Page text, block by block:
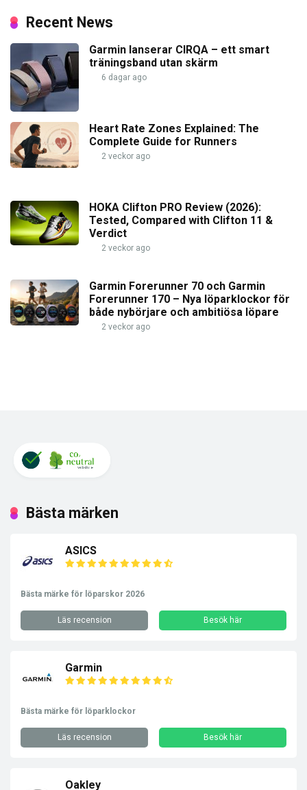
Recent News
Garmin lanserar CIRQA – ett smart
träningsband utan skärm
6 dagar ago
Heart Rate Zones Explained: The
Complete Guide for Runners
2 veckor ago
HOKA Clifton PRO Review (2026):
Tested, Compared with Clifton 11 &
Verdict
2 veckor ago
Garmin Forerunner 70 och Garmin
Forerunner 170 – Nya löparklockor för
både nybörjare och ambitiösa löpare
2 veckor ago
Bästa märken
ASICS
Bästa märke för löparskor 2026
Läs recension Besök här
Garmin
Bästa märke för löparklockor
Läs recension Besök här
Oakley